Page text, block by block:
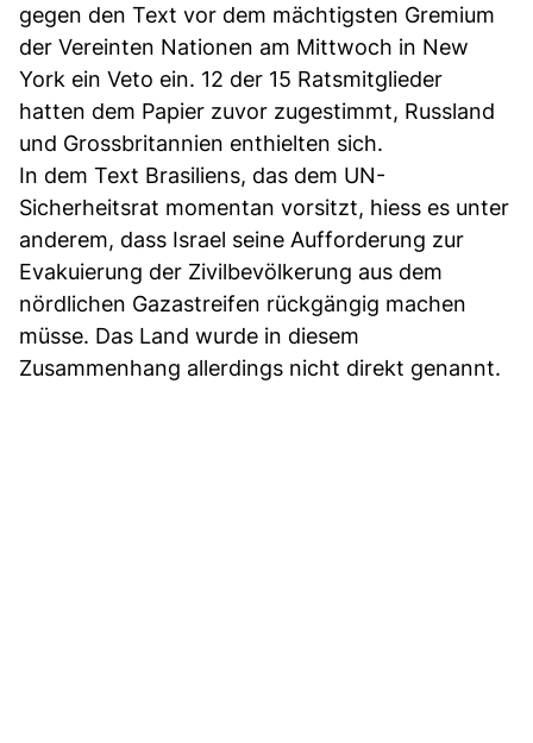
gegen den Text vor dem mächtigsten Gremium
der Vereinten Nationen am Mittwoch in New
York ein Veto ein. 12 der 15 Ratsmitglieder
hatten dem Papier zuvor zugestimmt, Russland
und Grossbritannien enthielten sich.
In dem Text Brasiliens, das dem UN-
Sicherheitsrat momentan vorsitzt, hiess es unter
anderem, dass Israel seine Aufforderung zur
Evakuierung der Zivilbevölkerung aus dem
nördlichen Gazastreifen rückgängig machen
müsse. Das Land wurde in diesem
Zusammenhang allerdings nicht direkt genannt.